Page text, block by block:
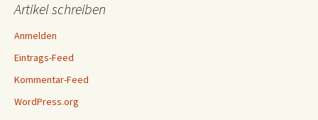
Artikel schreiben
Anmelden
Eintrags-Feed
Kommentar-Feed
WordPress.org